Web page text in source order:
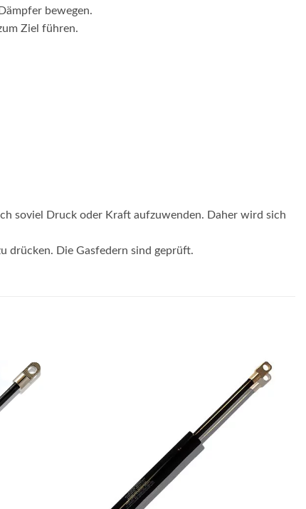
bewegen.
Ziel führen.
soviel Druck oder Kraft aufzuwenden. Daher wird sich
drücken. Die Gasfedern sind geprüft.